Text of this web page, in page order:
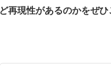
ど再現性があるのかをぜひ